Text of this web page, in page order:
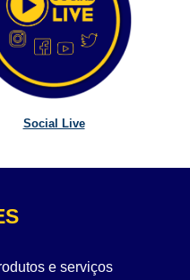
Social Live
e serviços